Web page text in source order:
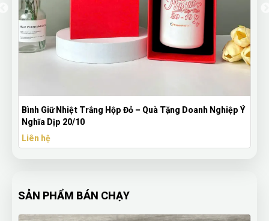
Bình Giữ Nhiệt Trắng Hộp Đỏ – Quà Tặng Doanh Nghiệp Ý
Nghĩa Dịp 20/10
Liên hệ
SẢN PHẨM BÁN CHẠY